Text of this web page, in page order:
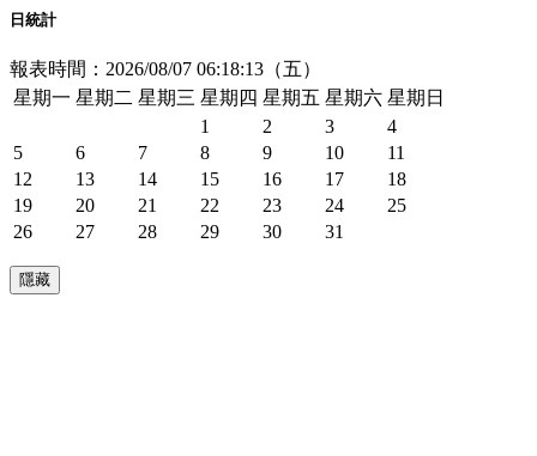
日統計
報表時間：2026/08/07 06:18:13（五）
星期一 星期二 星期三 星期四 星期五 星期六 星期日
1
2 3
4
5
6 7 8 9 10
11
12
13 14 15 16 17
18
19
20 21 22 23 24
25
26
27 28 29 30 31